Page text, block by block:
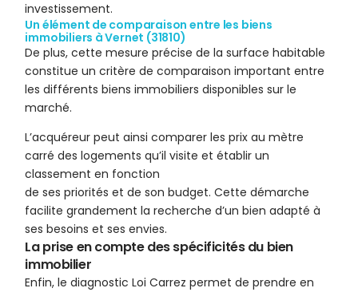
investissement.
Un élément de comparaison entre les biens
immobiliers à Vernet (31810)
De plus, cette mesure précise de la surface habitable
constitue un critère de comparaison important entre
les différents biens immobiliers disponibles sur le
marché.
L’acquéreur peut ainsi comparer les prix au mètre
carré des logements qu’il visite et établir un
classement en fonction
de ses priorités et de son budget. Cette démarche
facilite grandement la recherche d’un bien adapté à
ses besoins et ses envies.
La prise en compte des spécificités du bien
immobilier
Enfin, le diagnostic Loi Carrez permet de prendre en